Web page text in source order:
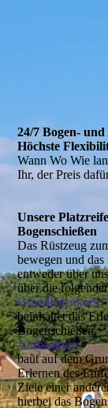
24/7 Bogen-
Höchste
Wann Wo Wie
Ihr, der Preis
Unsere
Bogenschießen
Das Rüstzeug
bewegen und
entweder über
über die
Grundlagenkurs
beinhaltet das
Bogenschießen.
Aufbaukurs:
baut auf dem
Erlernen des
Ziele einer
hierbei das